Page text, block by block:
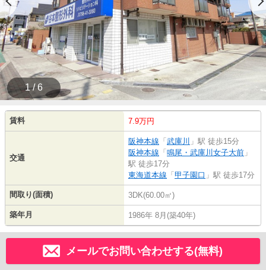
1 / 6
賃料 7.9万円
交通
阪神本線 「 武庫川 」駅 徒歩15分
阪神本線 「 鳴尾・武庫川女子大前 」
駅 徒歩17分
東海道本線 「 甲子園口 」駅 徒歩17分
間取り(面積) 3DK(60.00㎡)
築年月 1986年 8月(築40年)
メールでお問い合わせする(無料)